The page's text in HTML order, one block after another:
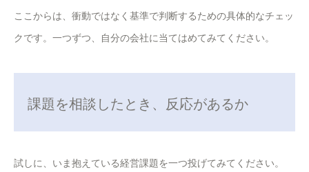
ここからは、衝動ではなく基準で判断するための具体的なチェッ
クです。一つずつ、自分の会社に当てはめてみてください。
課題を相談したとき、反応があるか
試しに、いま抱えている経営課題を一つ投げてみてください。